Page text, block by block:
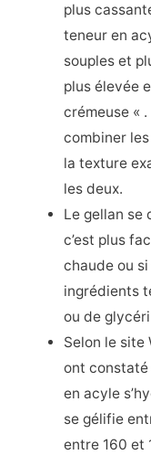
plus
teneur en
souples et
plus élevée
crémeuse «
combiner
la texture
les deux.
Le gellan se
c’est plus
chaude ou
ingrédients
ou de
Selon le site
ont constaté
en acyle
se gélifie
entre 160 et